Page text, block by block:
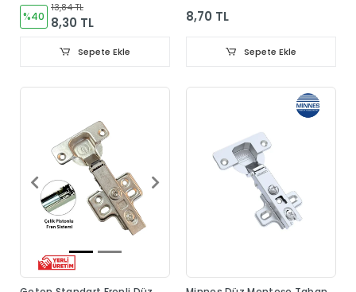
%40
13,84 TL
8,30 TL
Sepete Ekle
8,70 TL
Sepete Ekle